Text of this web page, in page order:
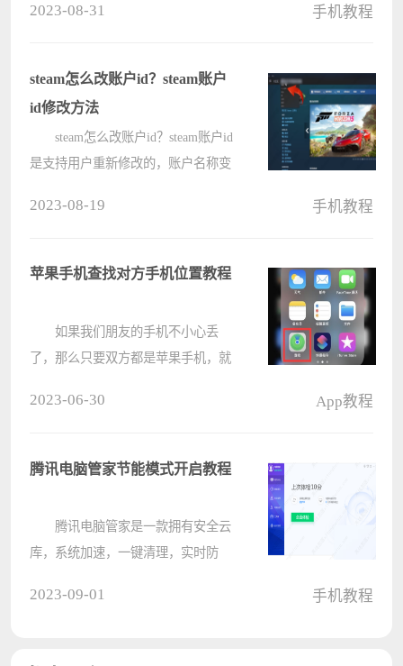
教程，感兴趣的用户一起来看看吧。
????
2023-08-31 手机教程
steam怎么改账户id？steam账户
id修改方法
steam怎么改账户id？steam账户id
是支持用户重新修改的，账户名称变
称变更后需要一段时间才能完全更
2023-08-19 手机教程
苹果手机查找对方手机位置教程
如果我们朋友的手机不小心丢
了，那么只要双方都是苹果手机，就
机怎么查找对方手机位置： 1、
2023-06-30 App教程
腾讯电脑管家节能模式开启教程
腾讯电脑管家是一款拥有安全云
库，系统加速，一键清理，实时防
2023-09-01 手机教程